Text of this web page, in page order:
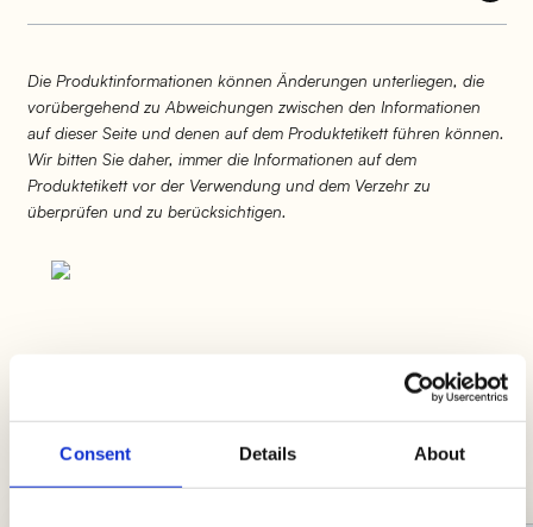
Consent Details About
Die Produktinformationen können Änderungen unterliegen, die
vorübergehend zu Abweichungen zwischen den Informationen
auf dieser Seite und denen auf dem Produktetikett führen können.
Wir bitten Sie daher, immer die Informationen auf dem
Produktetikett vor der Verwendung und dem Verzehr zu
überprüfen und zu berücksichtigen.
Ideen mit Schweine-Burger